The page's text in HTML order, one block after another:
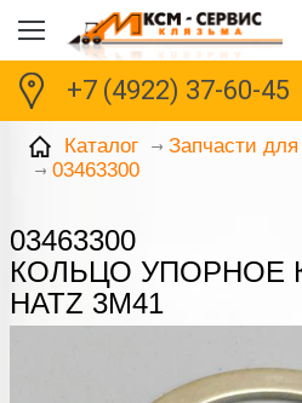
+7 (4922) 37-60-45
Каталог
Запчасти
03463300
03463300
КОЛЬЦО УПОРНОЕ
HATZ 3M41